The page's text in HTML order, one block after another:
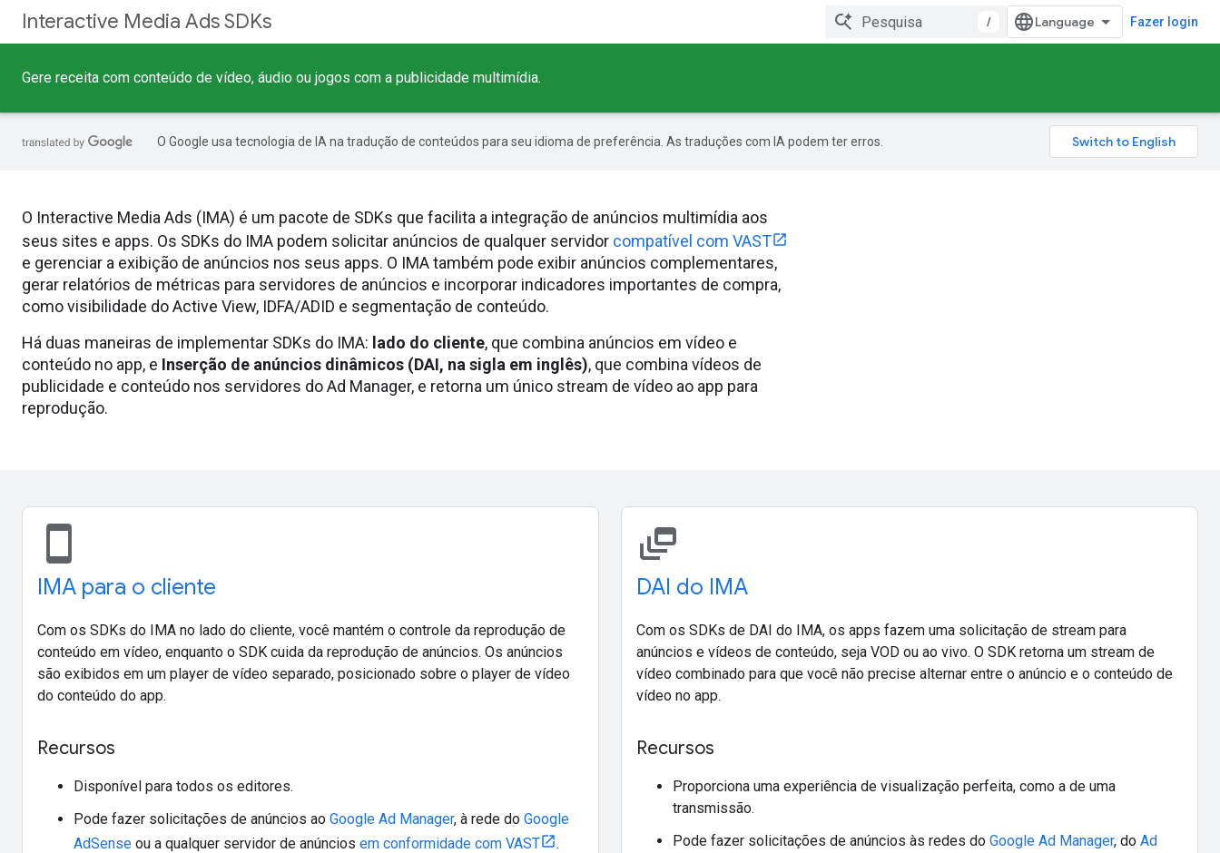
Interactive Media Ads SDKs / Fazer login
Gere receita com conteúdo de vídeo, áudio ou jogos com a publicidade multimídia.
O Google usa tecnologia de IA na tradução de conteúdos para seu idioma de preferência. As traduções com IA podem ter erros.
O Interactive Media Ads (IMA) é um pacote de SDKs que facilita a integração de anúncios multimídia aos
seus sites e apps. Os SDKs do IMA podem solicitar anúncios de qualquer servidor compatível com VAST
e gerenciar a exibição de anúncios nos seus apps. O IMA também pode exibir anúncios complementares,
gerar relatórios de métricas para servidores de anúncios e incorporar indicadores importantes de compra,
como visibilidade do Active View, IDFA/ADID e segmentação de conteúdo.
Há duas maneiras de implementar SDKs do IMA: lado do cliente, que combina anúncios em vídeo e
conteúdo no app, e Inserção de anúncios dinâmicos (DAI, na sigla em inglês), que combina vídeos de
publicidade e conteúdo nos servidores do Ad Manager, e retorna um único stream de vídeo ao app para
reprodução.
stay_current_portrait
IMA para o cliente
Com os SDKs do IMA no lado do cliente, você mantém o controle da reprodução de
conteúdo em vídeo, enquanto o SDK cuida da reprodução de anúncios. Os anúncios
são exibidos em um player de vídeo separado, posicionado sobre o player de vídeo
do conteúdo do app.
Recursos
Disponível para todos os editores.
Pode fazer solicitações de anúncios ao Google Ad Manager, à rede do Google
AdSense ou a qualquer servidor de anúncios em conformidade com VAST .
dynamic_feed
DAI do IMA
Com os SDKs de DAI do IMA, os apps fazem uma solicitação de stream para
anúncios e vídeos de conteúdo, seja VOD ou ao vivo. O SDK retorna um stream de
vídeo combinado para que você não precise alternar entre o anúncio e o conteúdo de
vídeo no app.
Recursos
Proporciona uma experiência de visualização perfeita, como a de uma
transmissão.
Pode fazer solicitações de anúncios às redes do Google Ad Manager, do Ad